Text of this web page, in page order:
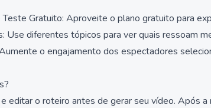
Gratuito: Aproveite o plano gratuito para
Use diferentes tópicos para ver quais ressoam
o engajamento dos espectadores
editar o roteiro antes de gerar seu vídeo. Após